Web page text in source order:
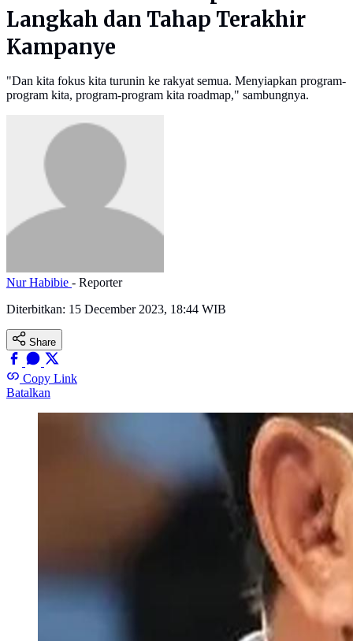
Langkah dan Tahap Terakhir
Kampanye
"Dan kita fokus kita turunin ke rakyat semua. Menyiapkan program-
program kita, program-program kita roadmap," sambungnya.
Nur Habibie - Reporter
Diterbitkan: 15 December 2023, 18:44 WIB
Share
Copy Link
Batalkan